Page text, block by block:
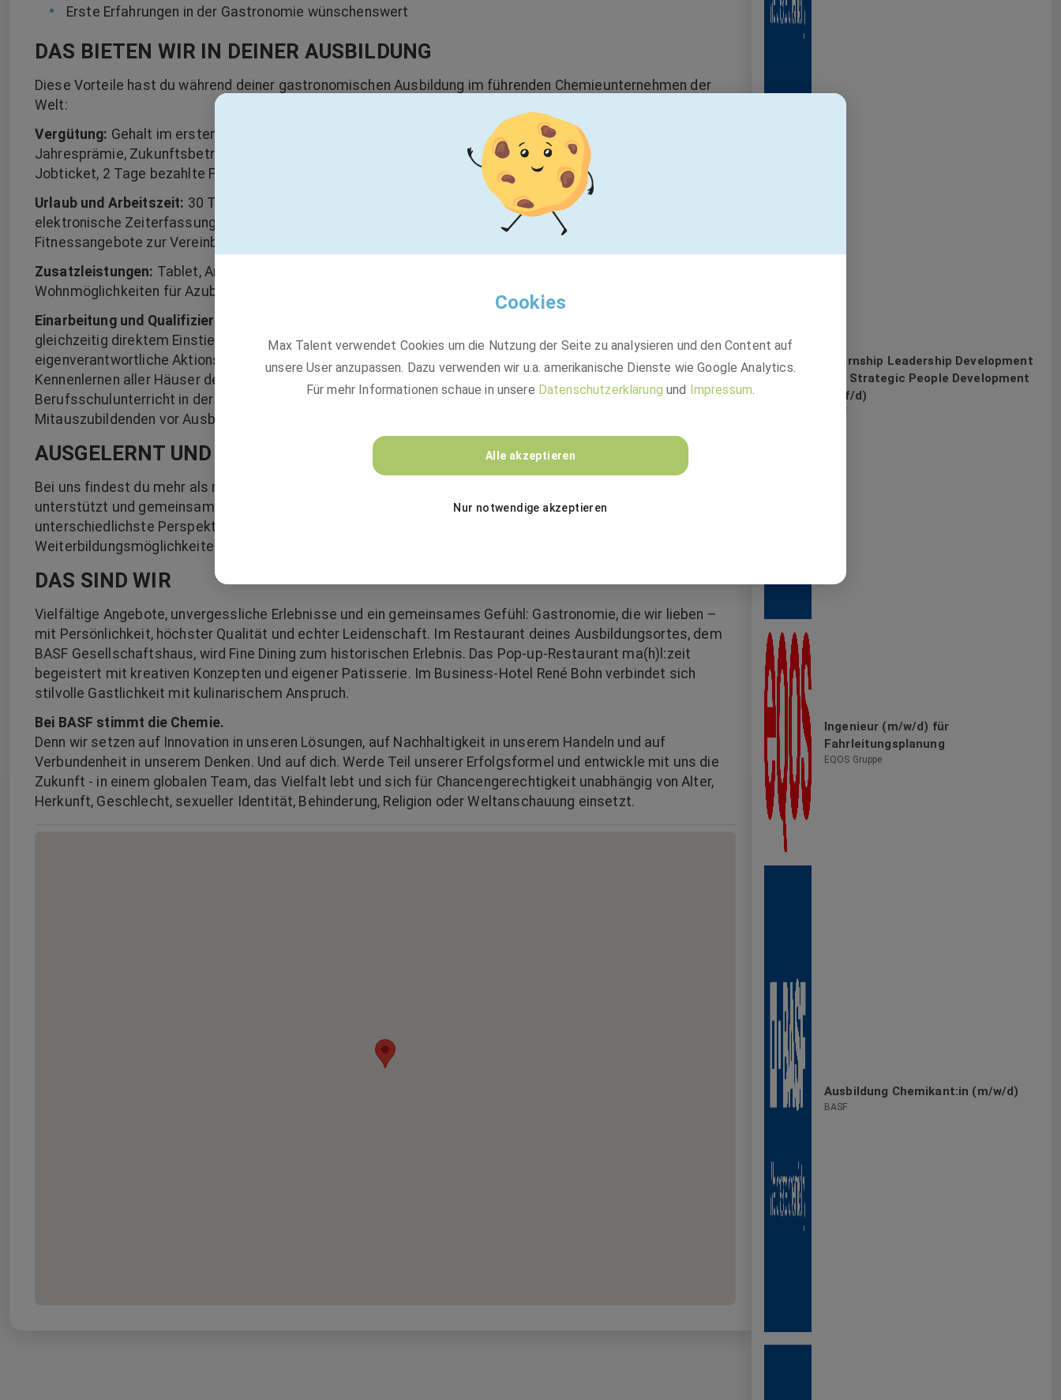
Erste Erfahrungen in der Gastronomie wünschenswert
DAS BIETEN WIR IN DEINER AUSBILDUNG
Diese Vorteile hast du während deiner gastronomischen Ausbildung im führenden Chemieunternehmen der
Welt:
Vergütung: Gehalt im ersten Ausbildungsjahr 1.147 € pro Monat; im Zweiten 1.232 € und im Dritten 1.343 €,
Jahresprämie, Zukunftsbetrag und Urlaubsgeld, Feiertags- und Nachtzuschläge sowie Zuschuss zum
Jobticket, 2 Tage bezahlte Freistellung zur Prüfungsvorbereitung
Urlaub und Arbeitszeit: 30 Tage Urlaub, planbare Arbeitszeiten durch frühzeitig abgestimmte Dienstpläne,
elektronische Zeiterfassung, Überstunden werden abgefeiert, außerdem zahlreiche Freizeit- und
Fitnessangebote zur Vereinbarkeit von Beruf und Privatleben
Zusatzleistungen: Tablet, Arbeitskleidung inkl. Reinigung, Finanzierung der Bücher für die Berufsschule,
Wohnmöglichkeiten für Azubis von weiter weg
Einarbeitung und Qualifizierung:
gleichzeitig direktem Einstieg in die täglichen Abläufe, maßgeschneiderte Schulungsangebote,
eigenverantwortliche Aktionstage und Azubiprojekte sowie Teilnahme an Gastronomiewettbewerben,
Kennenlernen aller Häuser der BASF Gastronomie inklusive dem Studienhaus St. Johann in der Pfalz,
Berufsschulunterricht in der BBS Technik II in Ludwigshafen, Kennenlernen deiner zukünftigen
Mitauszubildenden vor Ausbildungsbeginn
AUSGELERNT UND BEREIT DURCHZUSTARTEN?
Bei uns findest du mehr als nur einen Job. Hier erwartet dich ein Team, das zusammenhält, sich gegenseitig
unterstützt und gemeinsam richtig was auf die Beine stellt. Begegne Menschen aus aller Welt und lerne
unterschiedlichste Perspektiven kennen. Deine Entwicklung ist uns wichtig! Deshalb fördern wir gezielt
Weiterbildungsmöglichkeiten.
DAS SIND WIR
Vielfältige Angebote, unvergessliche Erlebnisse und ein gemeinsames Gefühl: Gastronomie, die wir lieben –
mit Persönlichkeit, höchster Qualität und echter Leidenschaft. Im Restaurant deines Ausbildungsortes, dem
BASF Gesellschaftshaus, wird Fine Dining zum historischen Erlebnis. Das Pop-up-Restaurant ma(h)l:zeit
begeistert mit kreativen Konzepten und eigener Patisserie. Im Business-Hotel René Bohn verbindet sich
stilvolle Gastlichkeit mit kulinarischem Anspruch.
Bei BASF stimmt die Chemie.
Denn wir setzen auf Innovation in unseren Lösungen, auf Nachhaltigkeit in unserem Handeln und auf
Verbundenheit in unserem Denken. Und auf dich. Werde Teil unserer Erfolgsformel und entwickle mit uns die
Zukunft - in einem globalen Team, das Vielfalt lebt und sich für Chancengerechtigkeit unabhängig von Alter,
Herkunft, Geschlecht, sexueller Identität, Behinderung, Religion oder Weltanschauung einsetzt.
Internship Leadership Development
and Strategic People Development
(m/f/d)
BASF
Ingenieur (m/w/d) für
Fahrleitungsplanung
EQOS Gruppe
Ausbildung Chemikant:in (m/w/d)
BASF
Cookies
Max Talent verwendet Cookies um die Nutzung der Seite zu analysieren und den Content auf
unsere User anzupassen. Dazu verwenden wir u.a. amerikanische Dienste wie Google Analytics.
Für mehr Informationen schaue in unsere Datenschutzerklärung und Impressum.
Alle akzeptieren
Nur notwendige akzeptieren